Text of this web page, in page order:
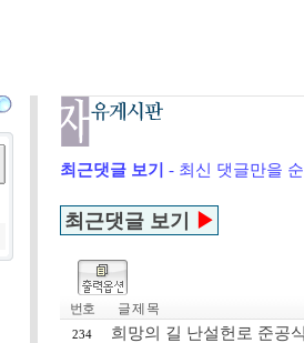
최근댓글 보기 - 최신 댓글만을
최근댓글 보기 ▶
번호 글 제 목
234 희망의 길 난설헌로 준공